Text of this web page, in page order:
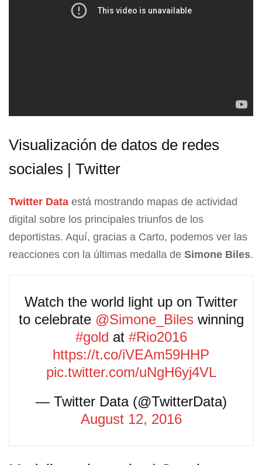
Visualización de datos de redes
sociales | Twitter
Twitter Data está mostrando mapas de actividad
digital sobre los principales triunfos de los
deportistas. Aquí, gracias a Carto, podemos ver las
reacciones con la últimas medalla de Simone Biles.
Watch the world light up on Twitter
to celebrate @Simone_Biles winning
#gold at #Rio2016
https://t.co/iVEAm59HHP
pic.twitter.com/uNgH6yj4VL
— Twitter Data (@TwitterData)
August 12, 2016